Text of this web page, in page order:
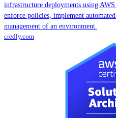
infrastructure deployments using
enforce policies, implement
management of an environment.
credly.com